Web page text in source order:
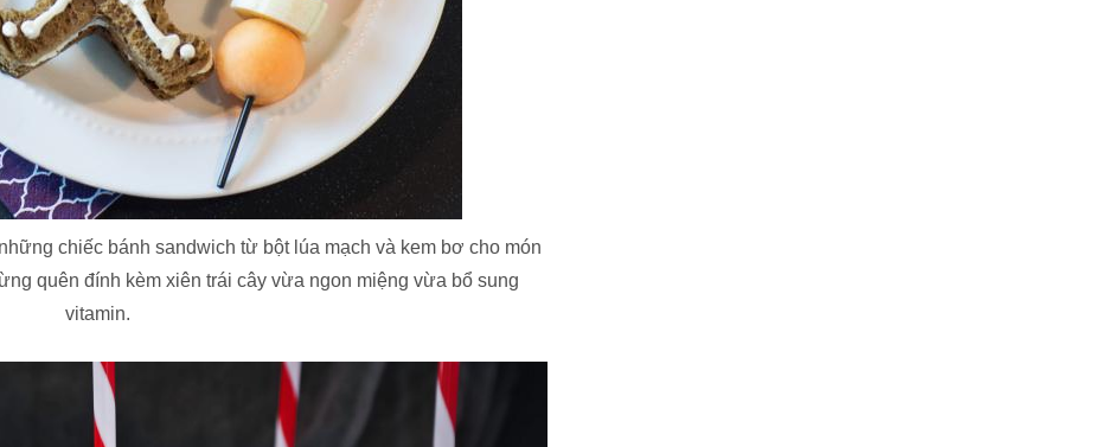
chiếc bánh sandwich từ bột lúa mạch và kem bơ cho món
quên đính kèm xiên trái cây vừa ngon miệng vừa bổ sung
vitamin.